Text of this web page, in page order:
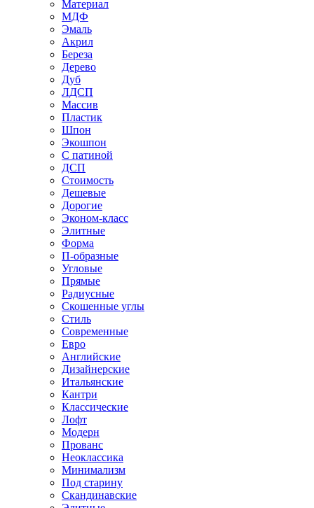
Материал
МДФ
Эмаль
Акрил
Береза
Дерево
Дуб
ЛДСП
Массив
Пластик
Шпон
Экошпон
С патиной
ДСП
Стоимость
Дешевые
Дорогие
Эконом-класс
Элитные
Форма
П-образные
Угловые
Прямые
Радиусные
Скошенные углы
Стиль
Современные
Евро
Английские
Дизайнерские
Итальянские
Кантри
Классические
Лофт
Модерн
Прованс
Неоклассика
Минимализм
Под старину
Скандинавские